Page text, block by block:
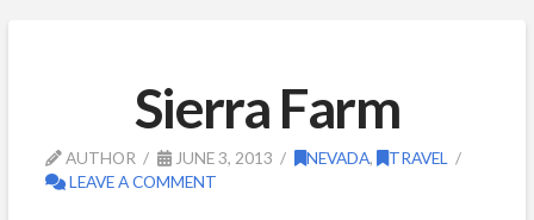
Sierra Farm
AUTHOR JUNE 3, 2013 NEVADA, TRAVEL
LEAVE A COMMENT